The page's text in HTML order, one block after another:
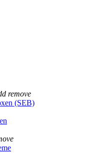
remove
(SEB)